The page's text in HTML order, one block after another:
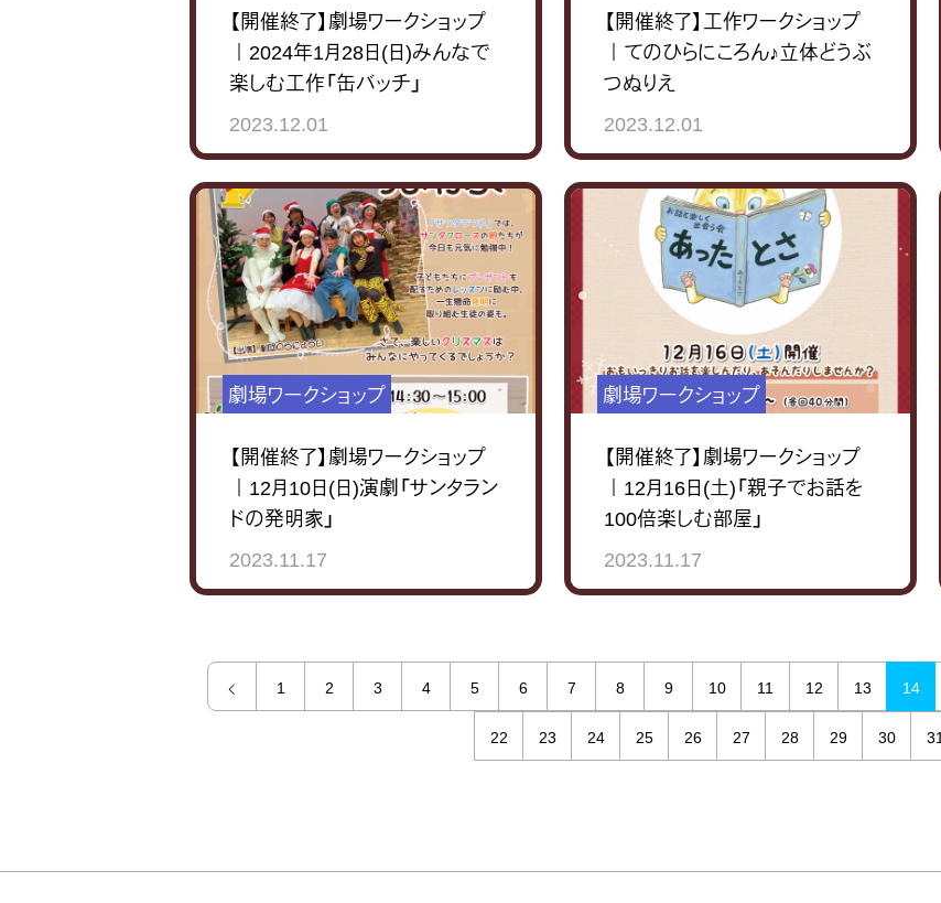
【開催終了】劇場ワークショップ
｜2024年1月28日(日)みんなで
楽しむ工作「缶バッチ」
2023.12.01
【開催終了】工作ワークショップ
｜てのひらにころん♪立体どうぶ
つぬりえ
2023.12.01
劇場ワークショップ
【開催終了】劇場ワークショップ
｜12月10日(日)演劇「サンタラン
ドの発明家」
2023.11.17
劇場ワークショップ
【開催終了】劇場ワークショップ
｜12月16日(土)「親子でお話を
100倍楽しむ部屋」
2023.11.17
1 2 3 4 5 6 7 8 9 10 11 12 13 14
22 23 24 25 26 27 28 29 30